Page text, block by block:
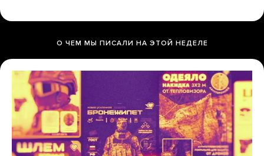
О ЧЕМ МЫ ПИСАЛИ НА ЭТОЙ НЕДЕЛЕ